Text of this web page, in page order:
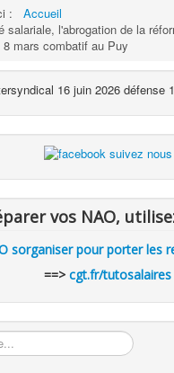
:
Accueil
salariale, l'abrogation de la
mars combatif au Puy
vos NAO,
==> cgt.fr/tutosalaires